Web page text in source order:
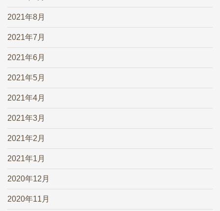
2021年8月
2021年7月
2021年6月
2021年5月
2021年4月
2021年3月
2021年2月
2021年1月
2020年12月
2020年11月